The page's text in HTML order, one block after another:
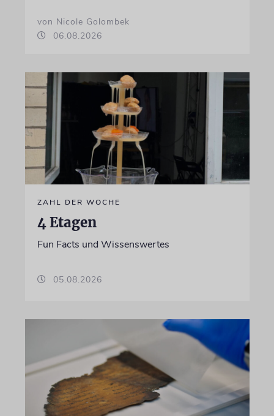
von Nicole Golombek
06.08.2026
ZAHL DER WOCHE
4 Etagen
Fun Facts und Wissenswertes
05.08.2026